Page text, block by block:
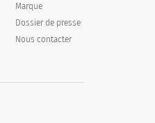
Marque
Dossier de presse
Nous contacter